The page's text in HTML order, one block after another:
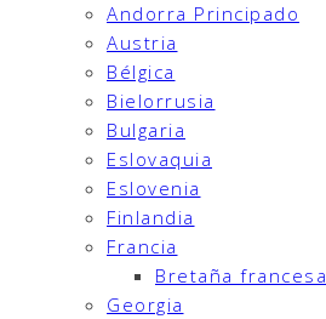
Andorra Principado
Austria
Bélgica
Bielorrusia
Bulgaria
Eslovaquia
Eslovenia
Finlandia
Francia
Bretaña francesa
Georgia